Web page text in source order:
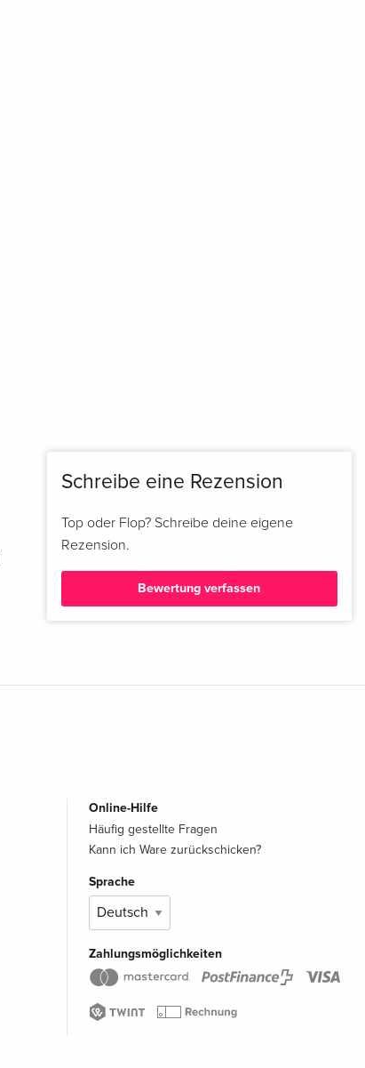
Schreibe eine Rezension
Top oder Flop? Schreibe deine eigene
Rezension.
Bewertung verfassen
Online-Hilfe
Häufig gestellte Fragen
Kann ich Ware zurückschicken?
Sprache
Zahlungsmöglichkeiten